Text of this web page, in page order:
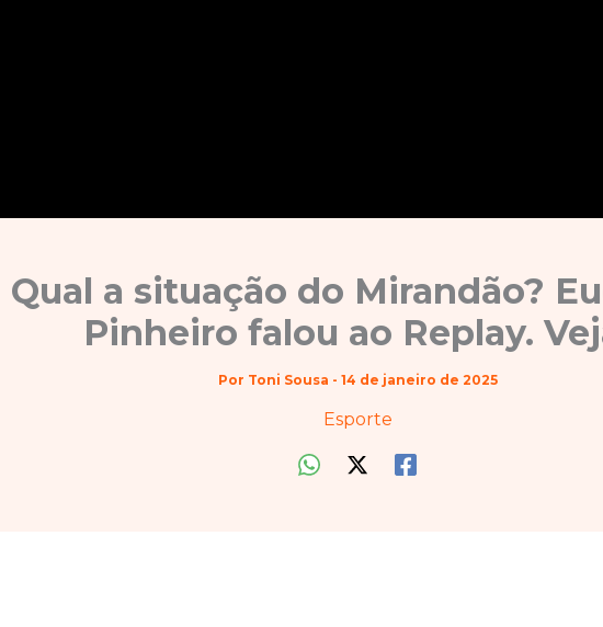
Qual a situação do Mirandão?
Pinheiro falou ao Replay.
Por Toni Sousa - 14 de janeiro de 2025
Esporte